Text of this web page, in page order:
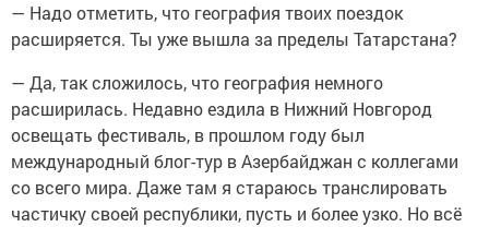
— Надо отметить, что география твоих поездок
расширяется. Ты уже вышла за пределы Татарстана?
— Да, так сложилось, что география немного
расширилась. Недавно ездила в Нижний Новгород
освещать фестиваль, в прошлом году был
международный блог-тур в Азербайджан с коллегами
со всего мира. Даже там я стараюсь транслировать
частичку своей республики, пусть и более узко. Но всё